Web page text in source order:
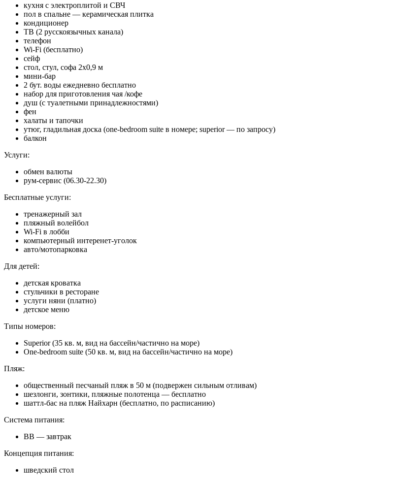
кухня с электроплитой и СВЧ
пол в спальне — керамическая плитка
кондиционер
ТВ (2 русскоязычных канала)
телефон
Wi-Fi (бесплатно)
сейф
стол, стул, софа 2х0,9 м
мини-бар
2 бут. воды ежедневно бесплатно
набор для приготовления чая /кофе
душ (с туалетными принадлежностями)
фен
халаты и тапочки
утюг, гладильная доска (one-bedroom suite в номере; superior — по запросу)
балкон
Услуги:
обмен валюты
рум-сервис (06.30-22.30)
Бесплатные услуги:
тренажерный зал
пляжный волейбол
Wi-Fi в лобби
компьютерный интеренет-уголок
авто/мотопарковка
Для детей:
детская кроватка
стульчики в ресторане
услуги няни (платно)
детское меню
Типы номеров:
Superior (35 кв. м, вид на бассейн/частично на море)
One-bedroom suite (50 кв. м, вид на бассейн/частично на море)
Пляж:
общественный песчаный пляж в 50 м (подвержен сильным отливам)
шезлонги, зонтики, пляжные полотенца — бесплатно
шаттл-бас на пляж Найхарн (бесплатно, по расписанию)
Система питания:
BB — завтрак
Концепция питания:
шведский стол